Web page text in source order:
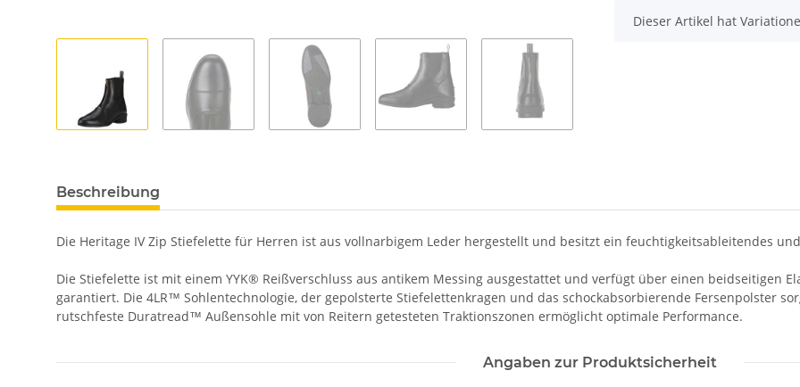
x
Dieser Artikel hat
Beschreibung
Die Heritage IV Zip Stiefelette für Herren ist aus vollnarbigem Leder hergestellt und besitzt ein feuchtigkeitsableitendes
Die Stiefelette ist mit einem YYK® Reißverschluss aus antikem Messing ausgestattet und verfügt über einen beidseitigen
garantiert. Die 4LR™ Sohlentechnologie, der gepolsterte Stiefelettenkragen und das schockabsorbierende Fersenpolster
rutschfeste Duratread™ Außensohle mit von Reitern getesteten Traktionszonen ermöglicht optimale Performance.
Angaben zur Produktsicherheit